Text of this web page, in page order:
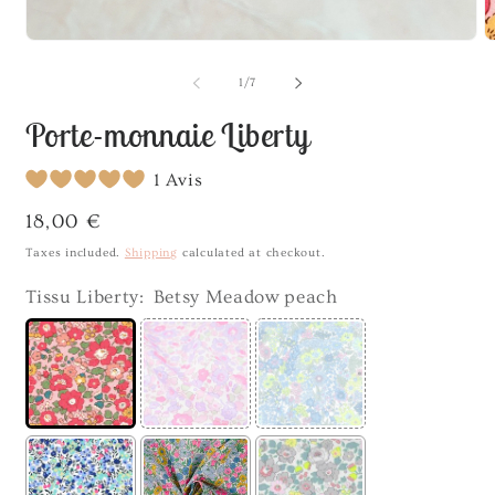
1 /of
7
Porte-monnaie Liberty
1 Avis
Regular
price
18,00 €
Taxes included. Shipping calculated at checkout.
Tissu Liberty: Betsy Meadow peach